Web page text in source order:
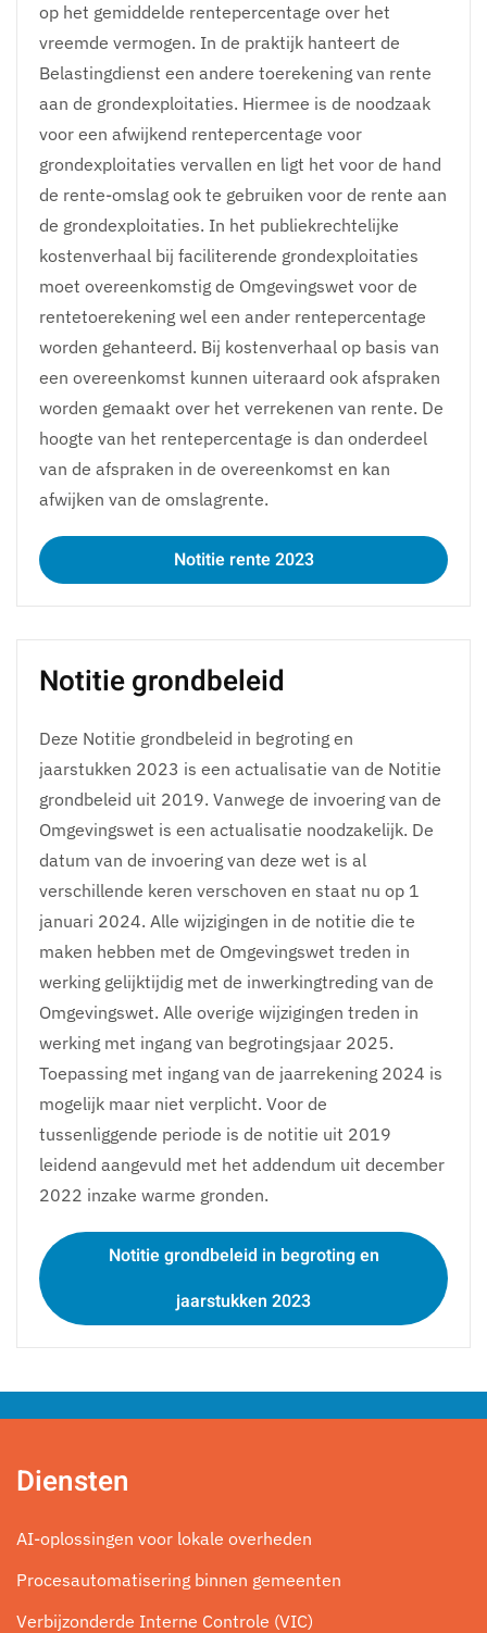
op het gemiddelde rentepercentage over het
vreemde vermogen. In de praktijk hanteert de
Belastingdienst een andere toerekening van rente
aan de grondexploitaties. Hiermee is de noodzaak
voor een afwijkend rentepercentage voor
grondexploitaties vervallen en ligt het voor de hand
de rente-omslag ook te gebruiken voor de rente aan
de grondexploitaties. In het publiekrechtelijke
kostenverhaal bij faciliterende grondexploitaties
moet overeenkomstig de Omgevingswet voor de
rentetoerekening wel een ander rentepercentage
worden gehanteerd. Bij kostenverhaal op basis van
een overeenkomst kunnen uiteraard ook afspraken
worden gemaakt over het verrekenen van rente. De
hoogte van het rentepercentage is dan onderdeel
van de afspraken in de overeenkomst en kan
afwijken van de omslagrente.
Notitie rente 2023
Notitie grondbeleid
Deze Notitie grondbeleid in begroting en
jaarstukken 2023 is een actualisatie van de Notitie
grondbeleid uit 2019. Vanwege de invoering van de
Omgevingswet is een actualisatie noodzakelijk. De
datum van de invoering van deze wet is al
verschillende keren verschoven en staat nu op 1
januari 2024. Alle wijzigingen in de notitie die te
maken hebben met de Omgevingswet treden in
werking gelijktijdig met de inwerkingtreding van de
Omgevingswet. Alle overige wijzigingen treden in
werking met ingang van begrotingsjaar 2025.
Toepassing met ingang van de jaarrekening 2024 is
mogelijk maar niet verplicht. Voor de
tussenliggende periode is de notitie uit 2019
leidend aangevuld met het addendum uit december
2022 inzake warme gronden.
Notitie grondbeleid in begroting en
jaarstukken 2023
Diensten
AI-oplossingen voor lokale overheden
Procesautomatisering binnen gemeenten
Verbijzonderde Interne Controle (VIC)